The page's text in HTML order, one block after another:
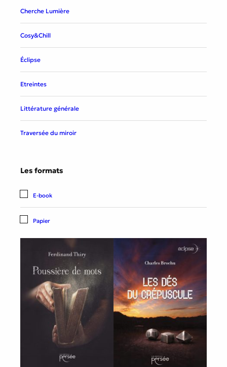
Cherche Lumière
Cosy&Chill
Éclipse
Etreintes
Littérature générale
Traversée du miroir
Les formats
E-book
Papier